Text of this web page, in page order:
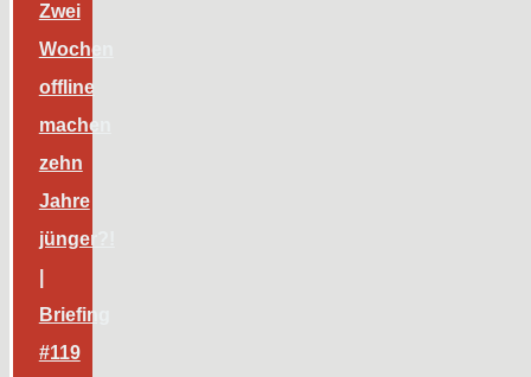
Zwei
Wochen
offline
machen
zehn
Jahre
jünger?!
Briefing
#119